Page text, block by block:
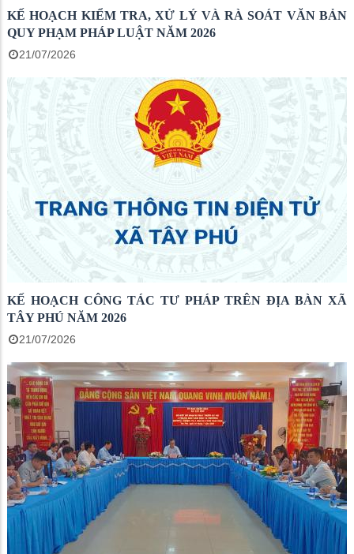
KẾ HOẠCH KIỂM TRA, XỬ LÝ VÀ RÀ SOÁT VĂN BẢN
QUY PHẠM PHÁP LUẬT NĂM 2026
21/07/2026
KẾ HOẠCH CÔNG TÁC TƯ PHÁP TRÊN ĐỊA BÀN XÃ
TÂY PHÚ NĂM 2026
21/07/2026